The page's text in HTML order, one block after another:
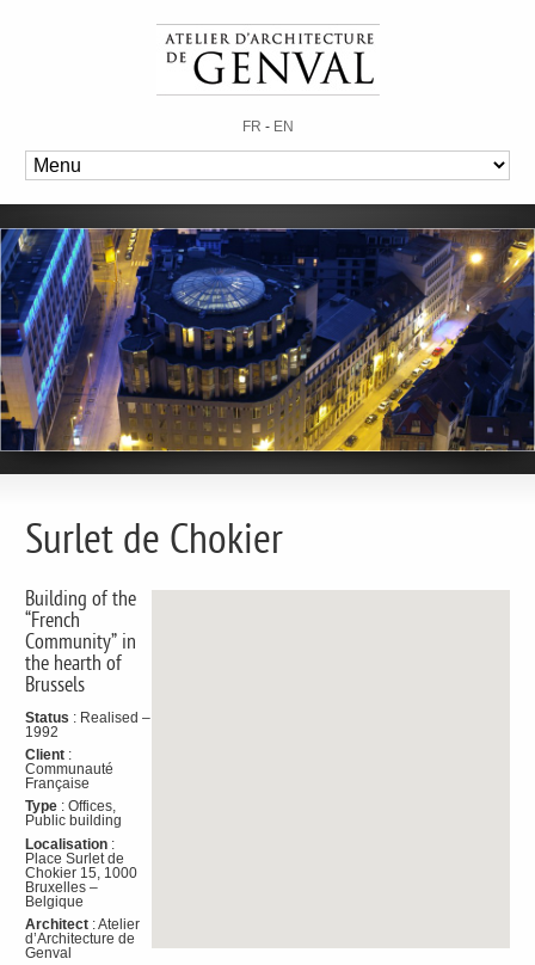
FR - EN
Surlet de Chokier
Building of the
“French
Community” in
the hearth of
Brussels
Status : Realised –
1992
Client :
Communauté
Française
Type : Offices,
Public building
Localisation :
Place Surlet de
Chokier 15, 1000
Bruxelles –
Belgique
Architect : Atelier
d’Architecture de
Genval